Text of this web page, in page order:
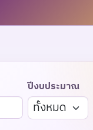
ปีงบประมาณ